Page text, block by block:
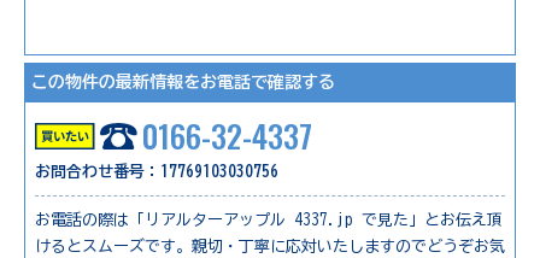
この物件の最新情報をお電話で確認する
0166-32-4337
お問合わせ番号：17769103030756
お電話の際は「リアルターアップル 4337.jp で見た」とお伝え頂
けるとスムーズです。親切・丁寧に応対いたしますのでどうぞお気